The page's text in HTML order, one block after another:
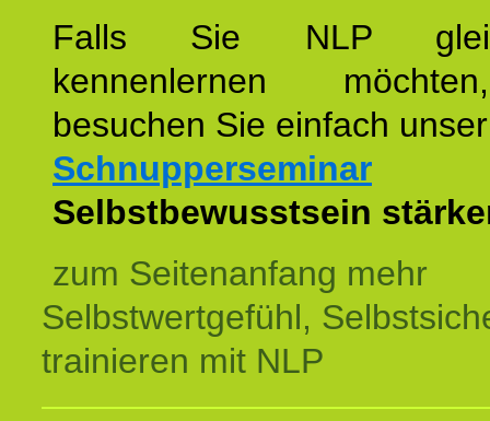
Falls Sie NLP
kennenlernen
besuchen Sie einfach unser
Schnupperseminar
Selbstbewusstsein
zum Seitenanfang mehr
Selbstwertgefühl,
trainieren mit NLP